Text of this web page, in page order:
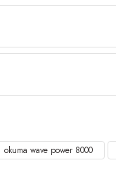
okuma wave power 8000